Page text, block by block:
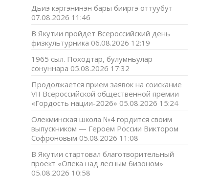
Дьиэ кэргэнинэн бары бииргэ оттуубут
07.08.2026 11:46
В Якутии пройдет Всероссийский день
физкультурника 06.08.2026 12:19
1965 сыл. Походтар, булумньулар
сонуннара 05.08.2026 17:32
Продолжается прием заявок на соискание
VII Всероссийской общественной премии
«Гордость нации-2026» 05.08.2026 15:24
Олекминская школа №4 гордится своим
выпускником — Героем России Виктором
Софроновым 05.08.2026 11:08
В Якутии стартовал благотворительный
проект «Опека над лесным бизоном»
05.08.2026 10:58